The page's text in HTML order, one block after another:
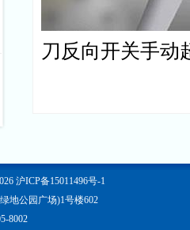
刀反向开关手动
沪ICP备15011496号-1
地公园广场)1号楼602
8002